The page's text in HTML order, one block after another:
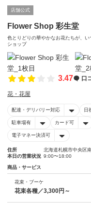
店舗公式
Flower Shop 彩生堂
色とりどりの華やかなお花たちが、
ショップ
3.47 口
花・花屋
配達・デリバリー対応 日
駐車場有 カード可
電子マネー決済可
住所
北海道札幌市中央区
本日の営業状況 9:00〜18:00
商品・サービス
花束・ブーケ
花束各種／3,300円～